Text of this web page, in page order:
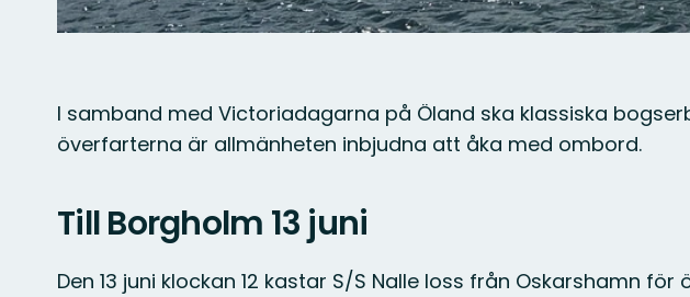
I samband med Victoriadagarna på Öland ska klassiska
överfarterna är allmänheten inbjudna att åka med ombord.
Till Borgholm 13 juni
Den 13 juni klockan 12 kastar S/S Nalle loss från Oskarshamn